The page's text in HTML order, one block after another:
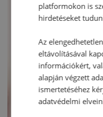
platformokon is
hirdetéseket
Az
eltávolításával
információkért,
alapján végzett
ismertetéséhez
adatvédelmi